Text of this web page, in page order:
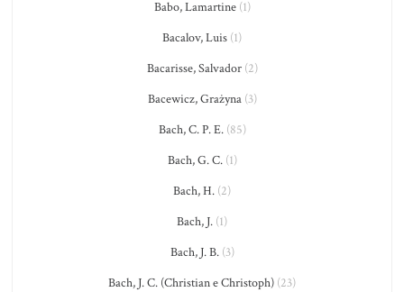
Babo, Lamartine(1)
Bacalov, Luis (1)
Bacarisse, Salvador(2)
Bacewicz, Grażyna(3)
Bach, C. P. E.(85)
Bach, G. C.(1)
Bach, H. (2)
Bach, J. (1)
Bach, J. B.(3)
Bach, J. C. (Christian e Christoph) (23)